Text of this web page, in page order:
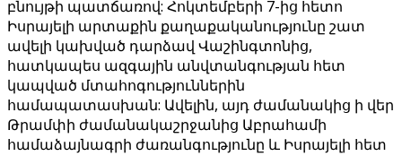
բնույթի պատճառով: Հոկտեմբերի 7-ից հետո
Իսրայելի արտաքին քաղաքականությունը շատ
ավելի կախված դարձավ Վաշինգտոնից,
հատկապես ազգային անվտանգության հետ
կապված մտահոգություններին
համապատասխան: Ավելին, այդ ժամանակից ի վեր
Թրամփի ժամանակաշրջանից Աբրահամի
համաձայնագրի ժառանգությունը և Իսրայելի հետ